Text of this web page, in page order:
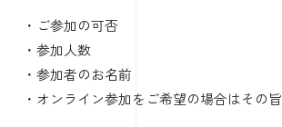
・ご参加の可否
・参加人数
・参加者のお名前
・オンライン参加をご希望の場合はその旨